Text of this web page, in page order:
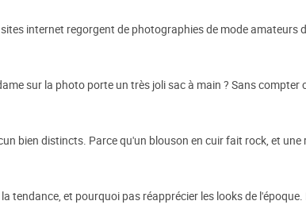
internet regorgent de photographies de mode amateurs
sur la photo porte un très joli sac à main ? Sans compter
bien distincts. Parce qu'un blouson en cuir fait rock, et une
et pourquoi pas réapprécier les looks de